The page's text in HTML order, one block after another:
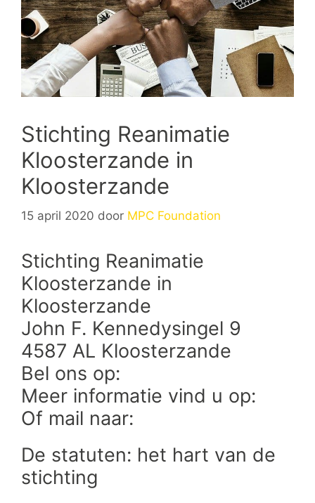
Stichting Reanimatie
Kloosterzande in
Kloosterzande
15 april 2020 door MPC Foundation
Stichting Reanimatie
Kloosterzande in
Kloosterzande
John F. Kennedysingel 9
4587 AL Kloosterzande
Bel ons op:
Meer informatie vind u op:
Of mail naar:
De statuten: het hart van de
stichting